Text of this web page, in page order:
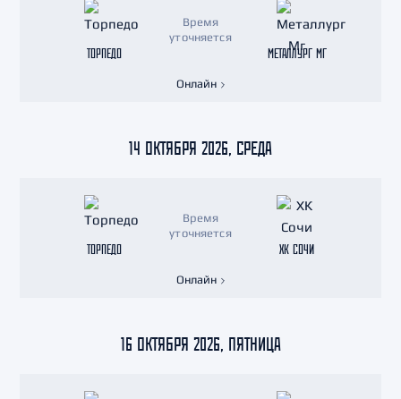
ТОРПЕДО
Время
уточняется
МЕТАЛЛУРГ МГ
Онлайн
14 ОКТЯБРЯ 2026, СРЕДА
ТОРПЕДО
Время
уточняется
ХК СОЧИ
Онлайн
16 ОКТЯБРЯ 2026, ПЯТНИЦА